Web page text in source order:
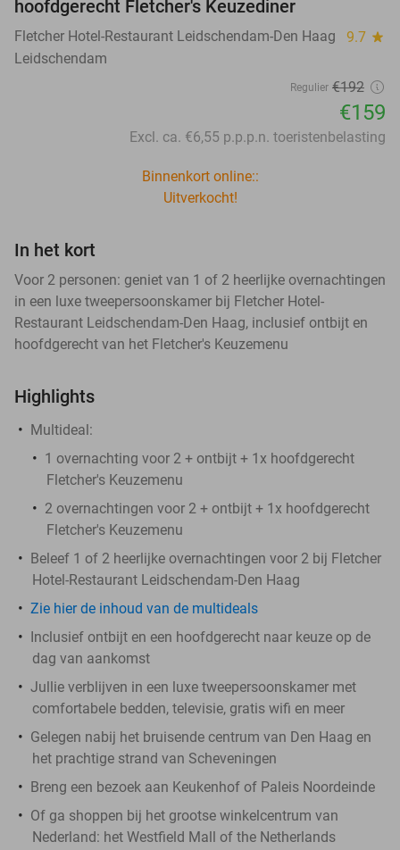
hoofdgerecht Fletcher's Keuzediner
Fletcher Hotel-Restaurant Leidschendam-Den Haag 9.7 star
Leidschendam
Regulier €192
€159
Excl. ca. €6,55 p.p.p.n. toeristenbelasting
Binnenkort online::
Uitverkocht!
In het kort
Voor 2 personen: geniet van 1 of 2 heerlijke overnachtingen
in een luxe tweepersoonskamer bij Fletcher Hotel-
Restaurant Leidschendam-Den Haag, inclusief ontbijt en
hoofdgerecht van het Fletcher's Keuzemenu
Highlights
Multideal:
1 overnachting voor 2 + ontbijt + 1x hoofdgerecht
Fletcher's Keuzemenu
2 overnachtingen voor 2 + ontbijt + 1x hoofdgerecht
Fletcher's Keuzemenu
Beleef 1 of 2 heerlijke overnachtingen voor 2 bij Fletcher
Hotel-Restaurant Leidschendam-Den Haag
Zie hier de inhoud van de multideals
Inclusief ontbijt en een hoofdgerecht naar keuze op de
dag van aankomst
Jullie verblijven in een luxe tweepersoonskamer met
comfortabele bedden, televisie, gratis wifi en meer
Gelegen nabij het bruisende centrum van Den Haag en
het prachtige strand van Scheveningen
Breng een bezoek aan Keukenhof of Paleis Noordeinde
Of ga shoppen bij het grootse winkelcentrum van
Nederland: het Westfield Mall of the Netherlands